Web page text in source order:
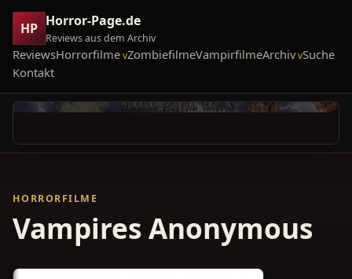
HP Horror-Page.de
Reviews aus dem Archiv
ReviewsHorrorfilme ZombiefilmeVampirfilmeArchiv Suche
Kontakt
HORRORFILME
Vampires Anonymous